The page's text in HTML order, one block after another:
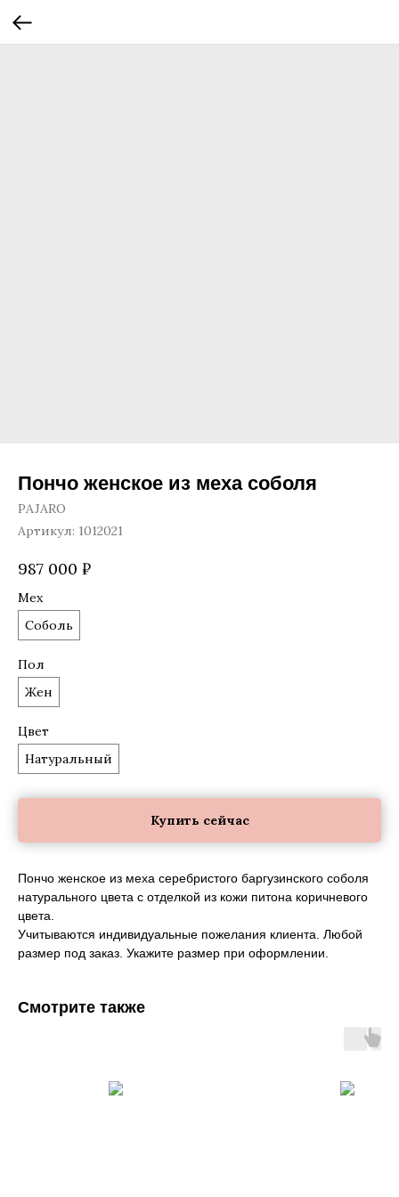
Пончо женское из меха соболя
PAJARO
Артикул: 1012021
987 000 ₽
Мех
Соболь
Пол
Жен
Цвет
Натуральный
Купить сейчас
Пончо женское из меха серебристого баргузинского соболя
натурального цвета с отделкой из кожи питона коричневого
цвета.
Учитываются индивидуальные пожелания клиента. Любой
размер под заказ. Укажите размер при оформлении.
Смотрите также